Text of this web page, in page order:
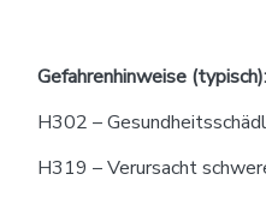
Gefahrenhinweise (typisch):
H302 –
H319 – Verursacht